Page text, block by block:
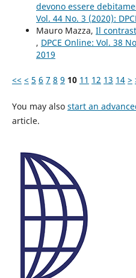
devono essere
Vol. 44 No. 3 (2020):
Mauro Mazza, Il
, DPCE Online: Vol. 38
2019
<< < 5 6 7 8 9 10 11 12 13 14 >
You may also start an
article.